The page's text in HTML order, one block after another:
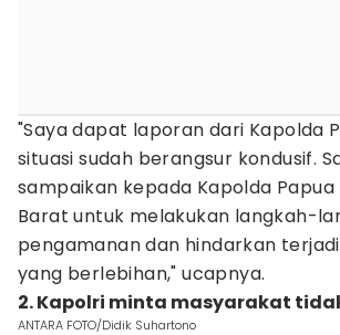
"Saya dapat laporan dari Kapolda
situasi sudah berangsur kondusif.
sampaikan kepada Kapolda
Barat untuk melakukan langkah-
pengamanan dan hindarkan
yang berlebihan," ucapnya.
2. Kapolri minta masyarakat
ANTARA FOTO/Didik Suhartono